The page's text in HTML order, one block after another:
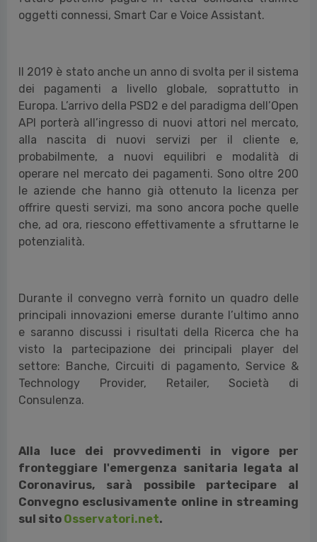
oggetti connessi, Smart Car e Voice Assistant.
Il 2019 è stato anche un anno di svolta per il sistema
dei pagamenti a livello globale, soprattutto in
Europa. L’arrivo della PSD2 e del paradigma dell’Open
API porterà all’ingresso di nuovi attori nel mercato,
alla nascita di nuovi servizi per il cliente e,
probabilmente, a nuovi equilibri e modalità di
operare nel mercato dei pagamenti. Sono oltre 200
le aziende che hanno già ottenuto la licenza per
offrire questi servizi, ma sono ancora poche quelle
che, ad ora, riescono effettivamente a sfruttarne le
potenzialità.
Durante il convegno verrà fornito un quadro delle
principali innovazioni emerse durante l’ultimo anno
e saranno discussi i risultati della Ricerca che ha
visto la partecipazione dei principali player del
settore: Banche, Circuiti di pagamento, Service &
Technology Provider, Retailer, Società di
Consulenza.
Alla luce dei provvedimenti in vigore per
fronteggiare l'emergenza sanitaria legata al
Coronavirus, sarà possibile partecipare al
Convegno esclusivamente online in streaming
sul sito Osservatori.net.